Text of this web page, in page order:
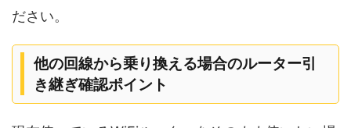
ださい。
他の回線から乗り換える場合のルーター引
き継ぎ確認ポイント